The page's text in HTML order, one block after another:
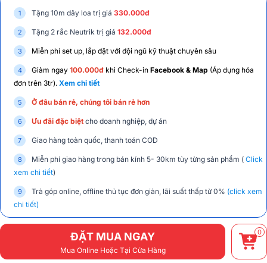
Tặng 10m dây loa trị giá 330.000đ
Tặng 2 rắc Neutrik trị giá 132.000đ
Miễn phí set up, lắp đặt với đội ngũ kỹ thuật chuyên sâu
Giảm ngay 100.000đ khi Check-in Facebook & Map (Áp dụng hóa
đơn trên 3tr). Xem chi tiết
Ở đâu bán rẻ, chúng tôi bán rẻ hơn
Ưu đãi đặc biệt cho doanh nghiệp, dự án
Giao hàng toàn quốc, thanh toán COD
Miễn phí giao hàng trong bán kính 5- 30km tùy từng sản phẩm ( Click
xem chi tiết)
Trả góp online, offline thủ tục đơn giản, lãi suất thấp từ 0% (click xem
chi tiết)
ĐẶT MUA NGAY
Mua Online Hoặc Tại Cửa Hàng
0